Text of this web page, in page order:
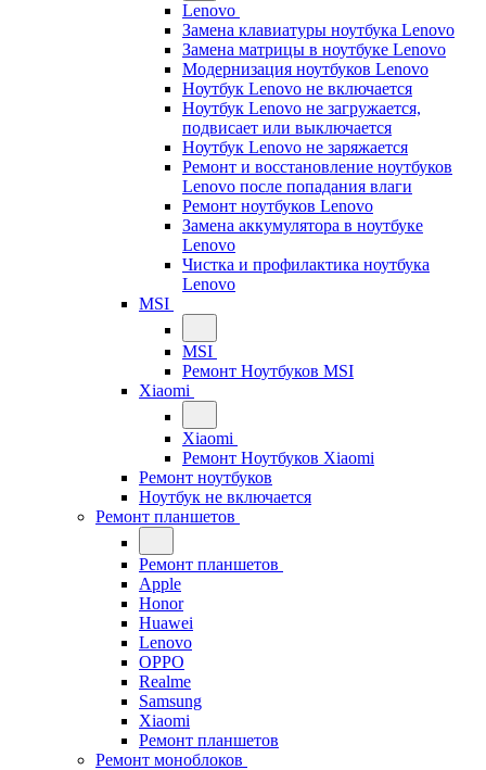
Lenovo
Замена клавиатуры ноутбука Lenovo
Замена матрицы в ноутбуке Lenovo
Модернизация ноутбуков Lenovo
Ноутбук Lenovo не включается
Ноутбук Lenovo не загружается,
подвисает или выключается
Ноутбук Lenovo не заряжается
Ремонт и восстановление ноутбуков
Lenovo после попадания влаги
Ремонт ноутбуков Lenovo
Замена аккумулятора в ноутбуке
Lenovo
Чистка и профилактика ноутбука
Lenovo
MSI
MSI
Ремонт Ноутбуков MSI
Xiaomi
Xiaomi
Ремонт Ноутбуков Xiaomi
Ремонт ноутбуков
Ноутбук не включается
Ремонт планшетов
Ремонт планшетов
Apple
Honor
Huawei
Lenovo
OPPO
Realme
Samsung
Xiaomi
Ремонт планшетов
Ремонт моноблоков